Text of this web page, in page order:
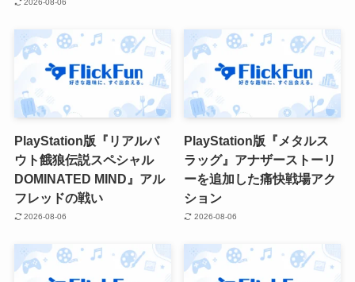
2026-08-06
PlayStation版『リアルバ
ウト餓狼伝説スペシャル
DOMINATED MIND』アル
フレッドの戦い
2026-08-06
PlayStation版『メタルス
ラッグ』アナザーストーリ
ーを追加した痛快戦場アク
ション
2026-08-06